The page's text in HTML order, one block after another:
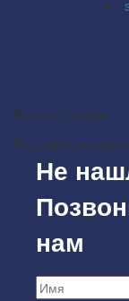
Фильтр по цене
Подходящих
Не
нам